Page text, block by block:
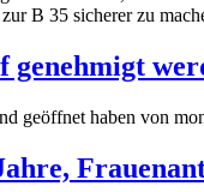
B 35 sicherer zu
genehmigt
geöffnet haben von